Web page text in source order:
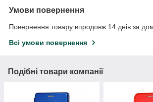
Умови повернення
Повернення товару впродовж 14 днів за
Всі умови повернення
Подібні товари компанії